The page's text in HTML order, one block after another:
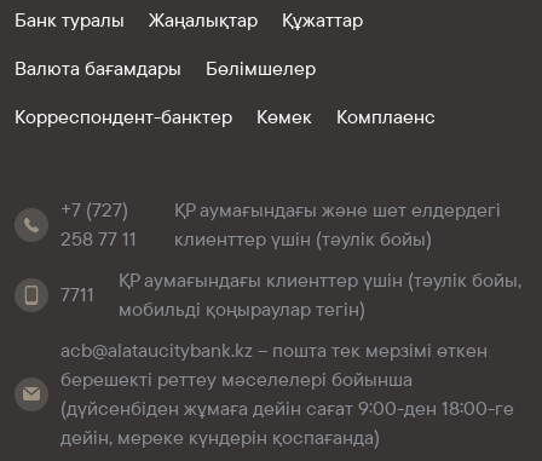
Банк туралы Жаңалықтар
Құжаттар
Валюта бағамдары
Бөлімшелер
Корреспондент-банктер
Көмек Комплаенс
+7 (727)
258 77 11
ҚР аумағындағы және шет елдердегі
клиенттер үшін (тәулік бойы)
7711
ҚР аумағындағы клиенттер үшін (тәулік бойы,
мобильді қоңыраулар тегін)
acb@alataucitybank.kz – пошта тек мерзімі өткен
берешекті реттеу мәселелері бойынша
(дүйсенбіден жұмаға дейін сағат 9:00-ден 18:00-ге
дейін, мереке күндерін қоспағанда)